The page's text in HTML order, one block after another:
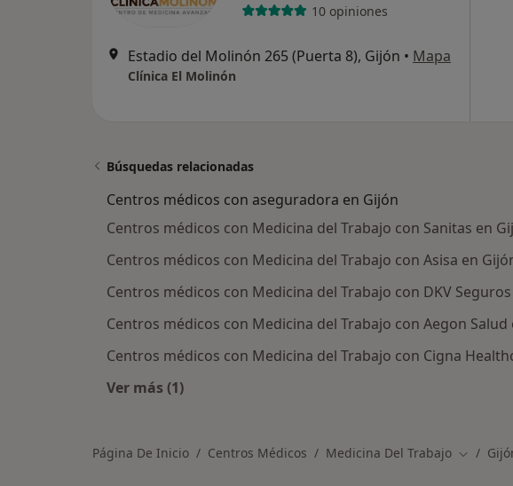
10 opiniones
Estadio del Molinón 265 (Puerta 8), Gijón • Mapa
Clínica El Molinón
Búsquedas relacionadas
Centros médicos con aseguradora en Gijón
Centros médicos con Medicina del Trabajo con Sanitas en
Centros médicos con Medicina del Trabajo con Asisa en
Centros médicos con Medicina del Trabajo con DKV
Centros médicos con Medicina del Trabajo con Aegon Salud
Centros médicos con Medicina del Trabajo con Cigna
Ver más (1)
Página De Inicio Centros Médicos Medicina Del Trabajo Cambiar